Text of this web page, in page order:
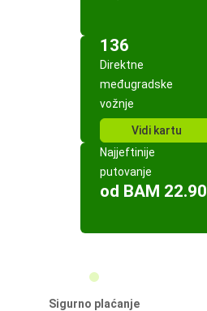
136
Direktne
međugradske
vožnje
Vidi kartu
Najjeftinije
putovanje
od BAM 22.90
Sigurno plaćanje